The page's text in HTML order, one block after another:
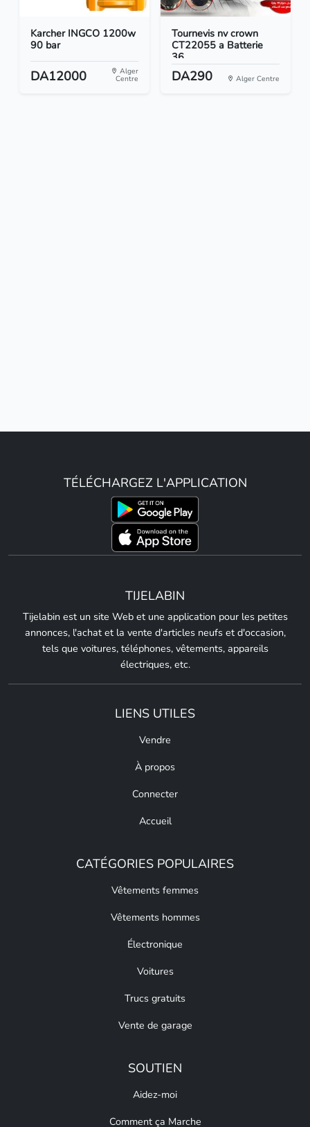
Karcher INGCO 1200w
90 bar
DA12000 Alger
Centre
Tournevis nv crown
CT22055 a Batterie
36...
DA290 Alger Centre
TÉLÉCHARGEZ L'APPLICATION
TIJELABIN
Tijelabin est un site Web et une application pour les petites
annonces, l'achat et la vente d'articles neufs et d'occasion,
tels que voitures, téléphones, vêtements, appareils
électriques, etc.
LIENS UTILES
Vendre
À propos
Connecter
Accueil
CATÉGORIES POPULAIRES
Vêtements femmes
Vêtements hommes
Électronique
Voitures
Trucs gratuits
Vente de garage
SOUTIEN
Aidez-moi
Comment ça Marche